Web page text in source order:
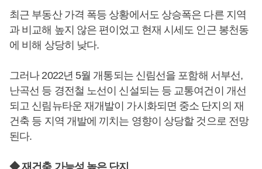
최근 부동산 가격 폭등 상황에서도 상승폭은 다른 지역
과 비교해 높지 않은 편이었고 현재 시세도 인근 봉천동
에 비해 상당히 낮다.
그러나 2022년 5월 개통되는 신림선을 포함해 서부선,
난곡선 등 경전철 노선이 신설되는 등 교통여건이 개선
되고 신림뉴타운 재개발이 가시화되면 중소 단지의 재
건축 등 지역 개발에 끼치는 영향이 상당할 것으로 전망
된다.
◆ 재건축 가능성 높은 단지